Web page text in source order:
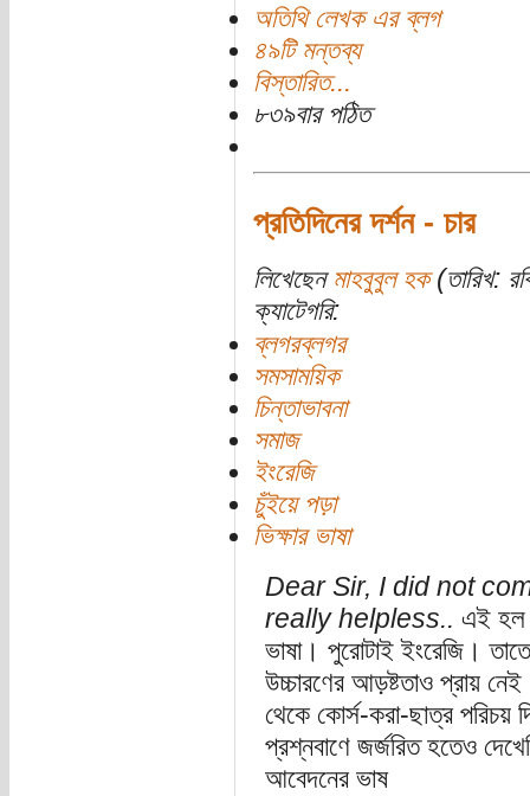
অতিথি লেখক এর ব্লগ
৪৯টি মন্তব্য
বিস্তারিত...
৮৩৯বার পঠিত
প্রতিদিনের দর্শন - চার
লিখেছেন মাহবুবুল হক(তারিখ:
ক্যাটেগরি:
ব্লগরব্লগর
সমসাময়িক
চিন্তাভাবনা
সমাজ
ইংরেজি
চুঁইয়ে পড়া
ভিক্ষার ভাষা
Dear Sir, I did not
really helpless.. এই হল
ভাষা। পুরোটাই ইংরেজি।
উচ্চারণের আড়ষ্টতাও প্রায় নেই
থেকে কোর্স-করা-ছাত্র পরিচয়
প্রশ্নবাণে জর্জরিত হতেও
আবেদনের ভাষ